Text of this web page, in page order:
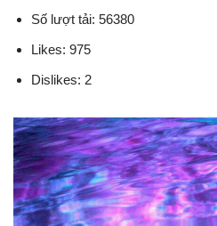
Số lượt tải: 56380
Likes: 975
Dislikes: 2